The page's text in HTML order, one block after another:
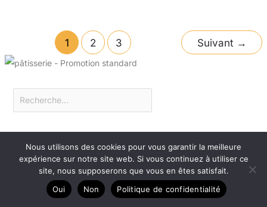
1 2 3 Suivant →
Filtrer dans cette catégorie
Nous utilisons des cookies pour vous garantir la meilleure
expérience sur notre site web. Si vous continuez à utiliser ce
site, nous supposerons que vous en êtes satisfait.
Oui
Non Politique de confidentialité